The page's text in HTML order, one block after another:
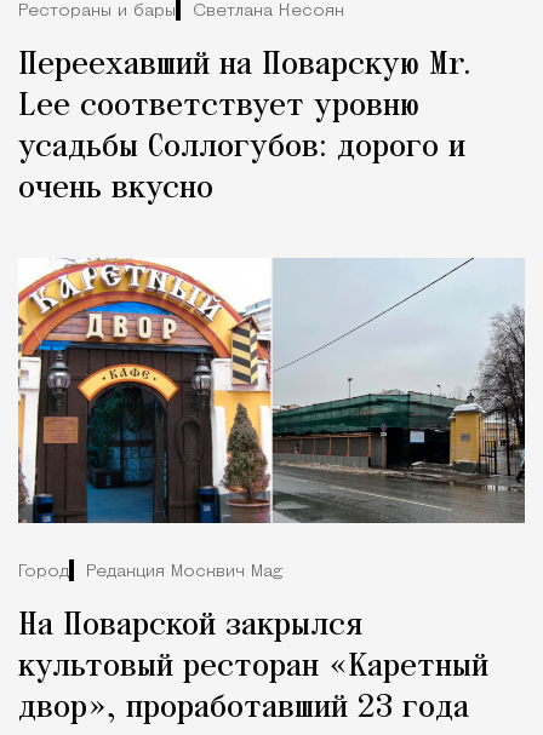
Рестораны и бары Светлана Кесоян
Переехавший на Поварскую Mr.
Lee соответствует уровню
усадьбы Соллогубов: дорого и
очень вкусно
Город Редакция Москвич Mag
На Поварской закрылся
культовый ресторан «Каретный
двор», проработавший 23 года